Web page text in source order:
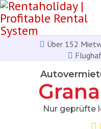
Über 152
Nur geprüfte